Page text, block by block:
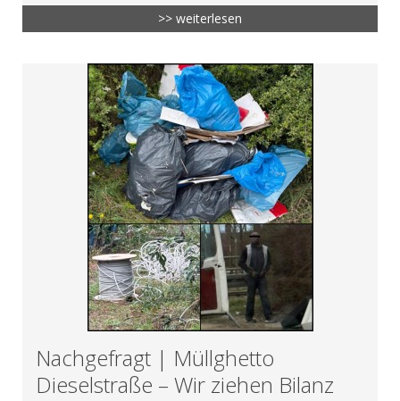
>> weiterlesen
Nachgefragt | Müllghetto
Dieselstraße – Wir ziehen Bilanz